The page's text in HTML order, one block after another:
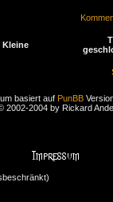
Kleine
basiert auf PunBB
2002-2004 by Rickard